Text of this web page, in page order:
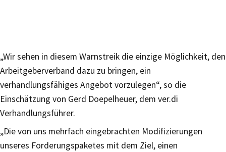
„Wir sehen in diesem Warnstreik die einzige Möglichkeit, den
Arbeitgeberverband dazu zu bringen, ein
verhandlungsfähiges Angebot vorzulegen“, so die
Einschätzung von Gerd Doepelheuer, dem ver.di
Verhandlungsführer.
„Die von uns mehrfach eingebrachten Modifizierungen
unseres Forderungspaketes mit dem Ziel, einen